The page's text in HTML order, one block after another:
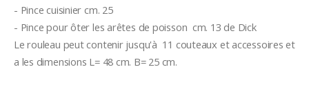
- Pince cuisinier cm. 25
- Pince pour ôter les arêtes de poisson  cm. 13 de Dick
Le rouleau peut contenir jusqu'à  11 couteaux et accessoires et
a les dimensions L= 48 cm. B= 25 cm.